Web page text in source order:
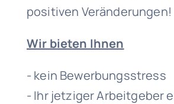
positiven Veränderungen!
Wir bieten Ihnen
- kein Bewerbungsstress
- Ihr jetziger Arbeitgeber